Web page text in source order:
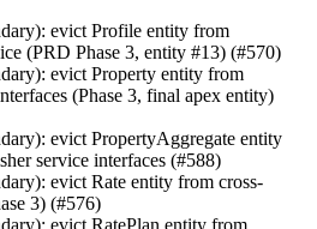
evict Profile entity from
(PRD Phase 3, entity #13) (#570)
evict Property entity from
(Phase 3, final apex entity)
evict PropertyAggregate entity
service interfaces (#588)
evict Rate entity from cross-
3) (#576)